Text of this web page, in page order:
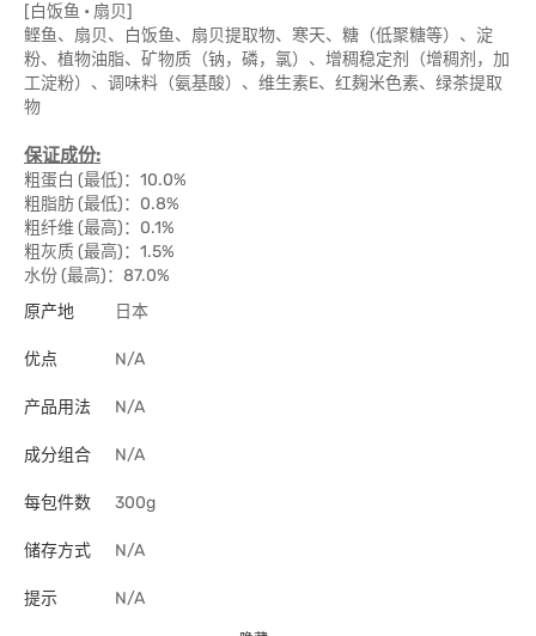
[白饭鱼 • 扇贝]
鲣鱼、扇贝、白饭鱼、扇贝提取物、寒天、糖（低聚糖等）、淀
粉、植物油脂、矿物质（钠，磷，氯）、增稠稳定剂（增稠剂，加
工淀粉）、调味料（氨基酸）、维生素E、红麹米色素、绿茶提取
物
保证成份:
粗蛋白 (最低)：10.0%
粗脂肪 (最低)：0.8%
粗纤维 (最高)：0.1%
粗灰质 (最高)：1.5%
水份 (最高)：87.0%
原产地
日本
优点 N/A
产品用法 N/A
成分组合 N/A
每包件数 300g
储存方式 N/A
提示 N/A